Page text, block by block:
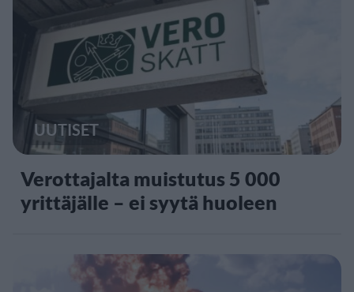
UUTISET
Verottajalta muistutus 5 000
yrittäjälle – ei syytä huoleen